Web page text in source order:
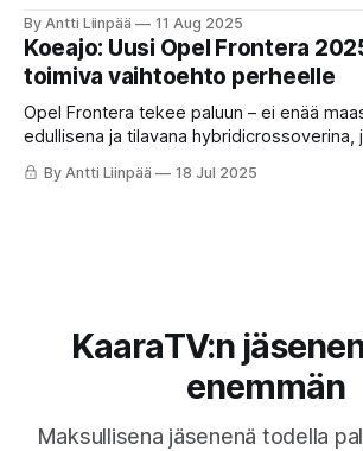
By Antti Liinpää 11 Aug 2025
Koeajo: Uusi Opel Frontera
toimiva vaihtoehto perheelle
Opel Frontera tekee paluun – ei enää
edullisena ja tilavana hybridicrossoverina,
suomalaisten perheiden arkisiin tarpeisiin
By Antti Liinpää 18 Jul 2025
KaaraTV:n
enemmän
Maksullisena jäsenenä todella